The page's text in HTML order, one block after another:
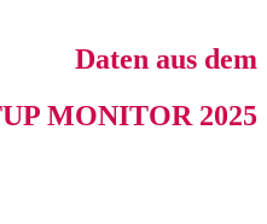
Daten aus dem
MONITOR 2025